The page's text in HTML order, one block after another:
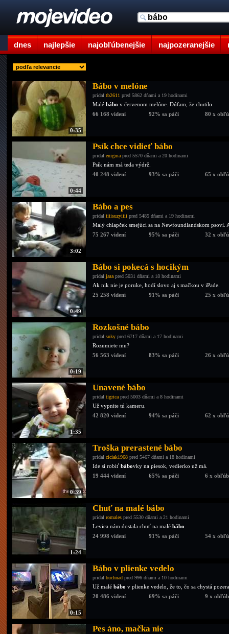
dnes najlepšie najobľúbenejšie najpozeranejšie
0:35
Bábo v melóne
pridal tb2611 pred 5862 dňami a 19 hodinami
Malé bábo v červenom melóne. Dúfam, že chutilo.
66 168 videní
92% sa páči 80 x
0:44
Psík chce vidieť bábo
pridal enigma pred 5570 dňami a 20 hodinami
Psík nám má teda výdrž.
40 248 videní
93% sa páči 65 x
3:02
Bábo a pes
pridal iiiisuzyiiii pred 5485 dňami a 19 hodinami
Malý chlapček smejúci sa na Newfoundlandskom
75 267 videní
95% sa páči 32 x
0:49
Bábo si pokecá s hocikým
pridal jasa pred 5031 dňami a 18 hodinami
Ak nik nie je poruke, hodí slovo aj s mačkou v iPade.
25 258 videní
91% sa páči 25 x
0:19
Rozkošné bábo
pridal suky pred 6717 dňami a 17 hodinami
Rozumiete mu?
56 563 videní
83% sa páči 26 x
1:35
Unavené bábo
pridal tigrica pred 5003 dňami a 8 hodinami
Už vypnite tú kameru.
42 820 videní
94% sa páči 62 x
0:39
Troška prerastené bábo
pridal ciciak1968 pred 5467 dňami a 18 hodinami
Ide si robiť bábovky na piesok, vedierko už má.
19 444 videní
65% sa páči 6 x
1:24
Chuť na malé bábo
pridal romales pred 5530 dňami a 21 hodinami
Levica nám dostala chuť na malé bábo
24 998 videní
91% sa páči 54 x
0:15
Bábo v plienke vedelo
pridal buchnad pred 996 dňami a 10 hodinami
Už malé bábo v plienke vedelo, že to, čo sa chystá
20 486 videní
69% sa páči 9 x
Pes áno, mačka nie